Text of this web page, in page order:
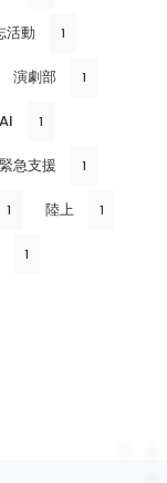
活動 1
演劇部 1
1
緊急支援 1
1 陸上 1
1